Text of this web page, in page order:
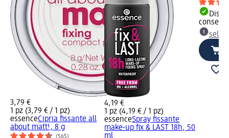
3,79 €
1 pz (3,79 € / 1 pz)
essenceCipria fissante all
about matt!, 8 g
(565)
4,19 €
1 pz (4,19 € / 1 pz)
essenceSpray fissante
make-up fix & LAST 18h, 50
ml